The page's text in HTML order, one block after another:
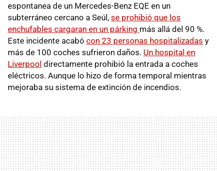
espontanea de un Mercedes-Benz EQE en un
subterráneo cercano a Seúl, se prohibió que los
enchufables cargaran en un párking más allá del 90 %.
Este incidente acabó con 23 personas hospitalizadas y
más de 100 coches sufrieron daños. Un hospital en
Liverpool directamente prohibió la entrada a coches
eléctricos. Aunque lo hizo de forma temporal mientras
mejoraba su sistema de extinción de incendios.